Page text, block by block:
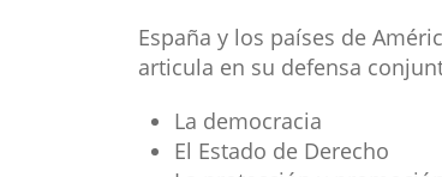
España y los países de
articula en su defensa
La democracia
El Estado de Derecho